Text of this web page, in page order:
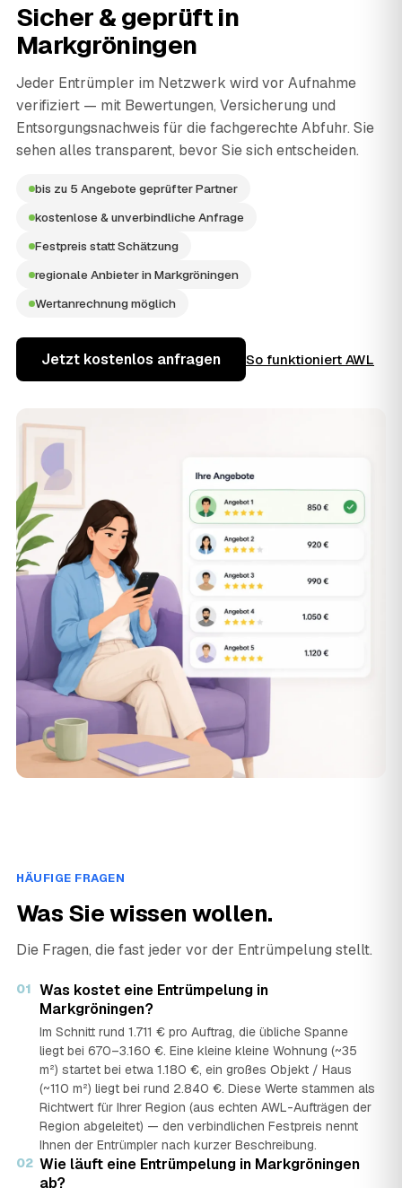
Sicher & geprüft in
Markgröningen
Jeder Entrümpler im Netzwerk wird vor Aufnahme
verifiziert — mit Bewertungen, Versicherung und
Entsorgungsnachweis für die fachgerechte Abfuhr. Sie
sehen alles transparent, bevor Sie sich entscheiden.
bis zu 5 Angebote geprüfter Partner
kostenlose & unverbindliche Anfrage
Festpreis statt Schätzung
regionale Anbieter in Markgröningen
Wertanrechnung möglich
Jetzt kostenlos anfragen So funktioniert AWL
HÄUFIGE FRAGEN
Was Sie wissen wollen.
Die Fragen, die fast jeder vor der Entrümpelung stellt.
01 Was kostet eine Entrümpelung in
Markgröningen?
Im Schnitt rund 1.711 € pro Auftrag, die übliche Spanne
liegt bei 670–3.160 €. Eine kleine kleine Wohnung (~35
m²) startet bei etwa 1.180 €, ein großes Objekt / Haus
(~110 m²) liegt bei rund 2.840 €. Diese Werte stammen als
Richtwert für Ihrer Region (aus echten AWL-Aufträgen der
Region abgeleitet) — den verbindlichen Festpreis nennt
Ihnen der Entrümpler nach kurzer Beschreibung.
02 Wie läuft eine Entrümpelung in Markgröningen
ab?